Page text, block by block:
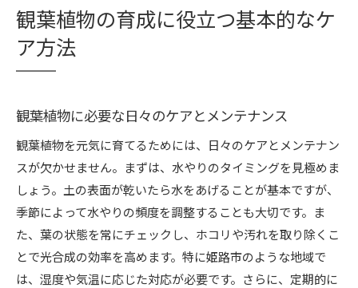
観葉植物の育成に役立つ基本的なケ
ア方法
観葉植物に必要な日々のケアとメンテナンス
観葉植物を元気に育てるためには、日々のケアとメンテナン
スが欠かせません。まずは、水やりのタイミングを見極めま
しょう。土の表面が乾いたら水をあげることが基本ですが、
季節によって水やりの頻度を調整することも大切です。ま
た、葉の状態を常にチェックし、ホコリや汚れを取り除くこ
とで光合成の効率を高めます。特に姫路市のような地域で
は、湿度や気温に応じた対応が必要です。さらに、定期的に